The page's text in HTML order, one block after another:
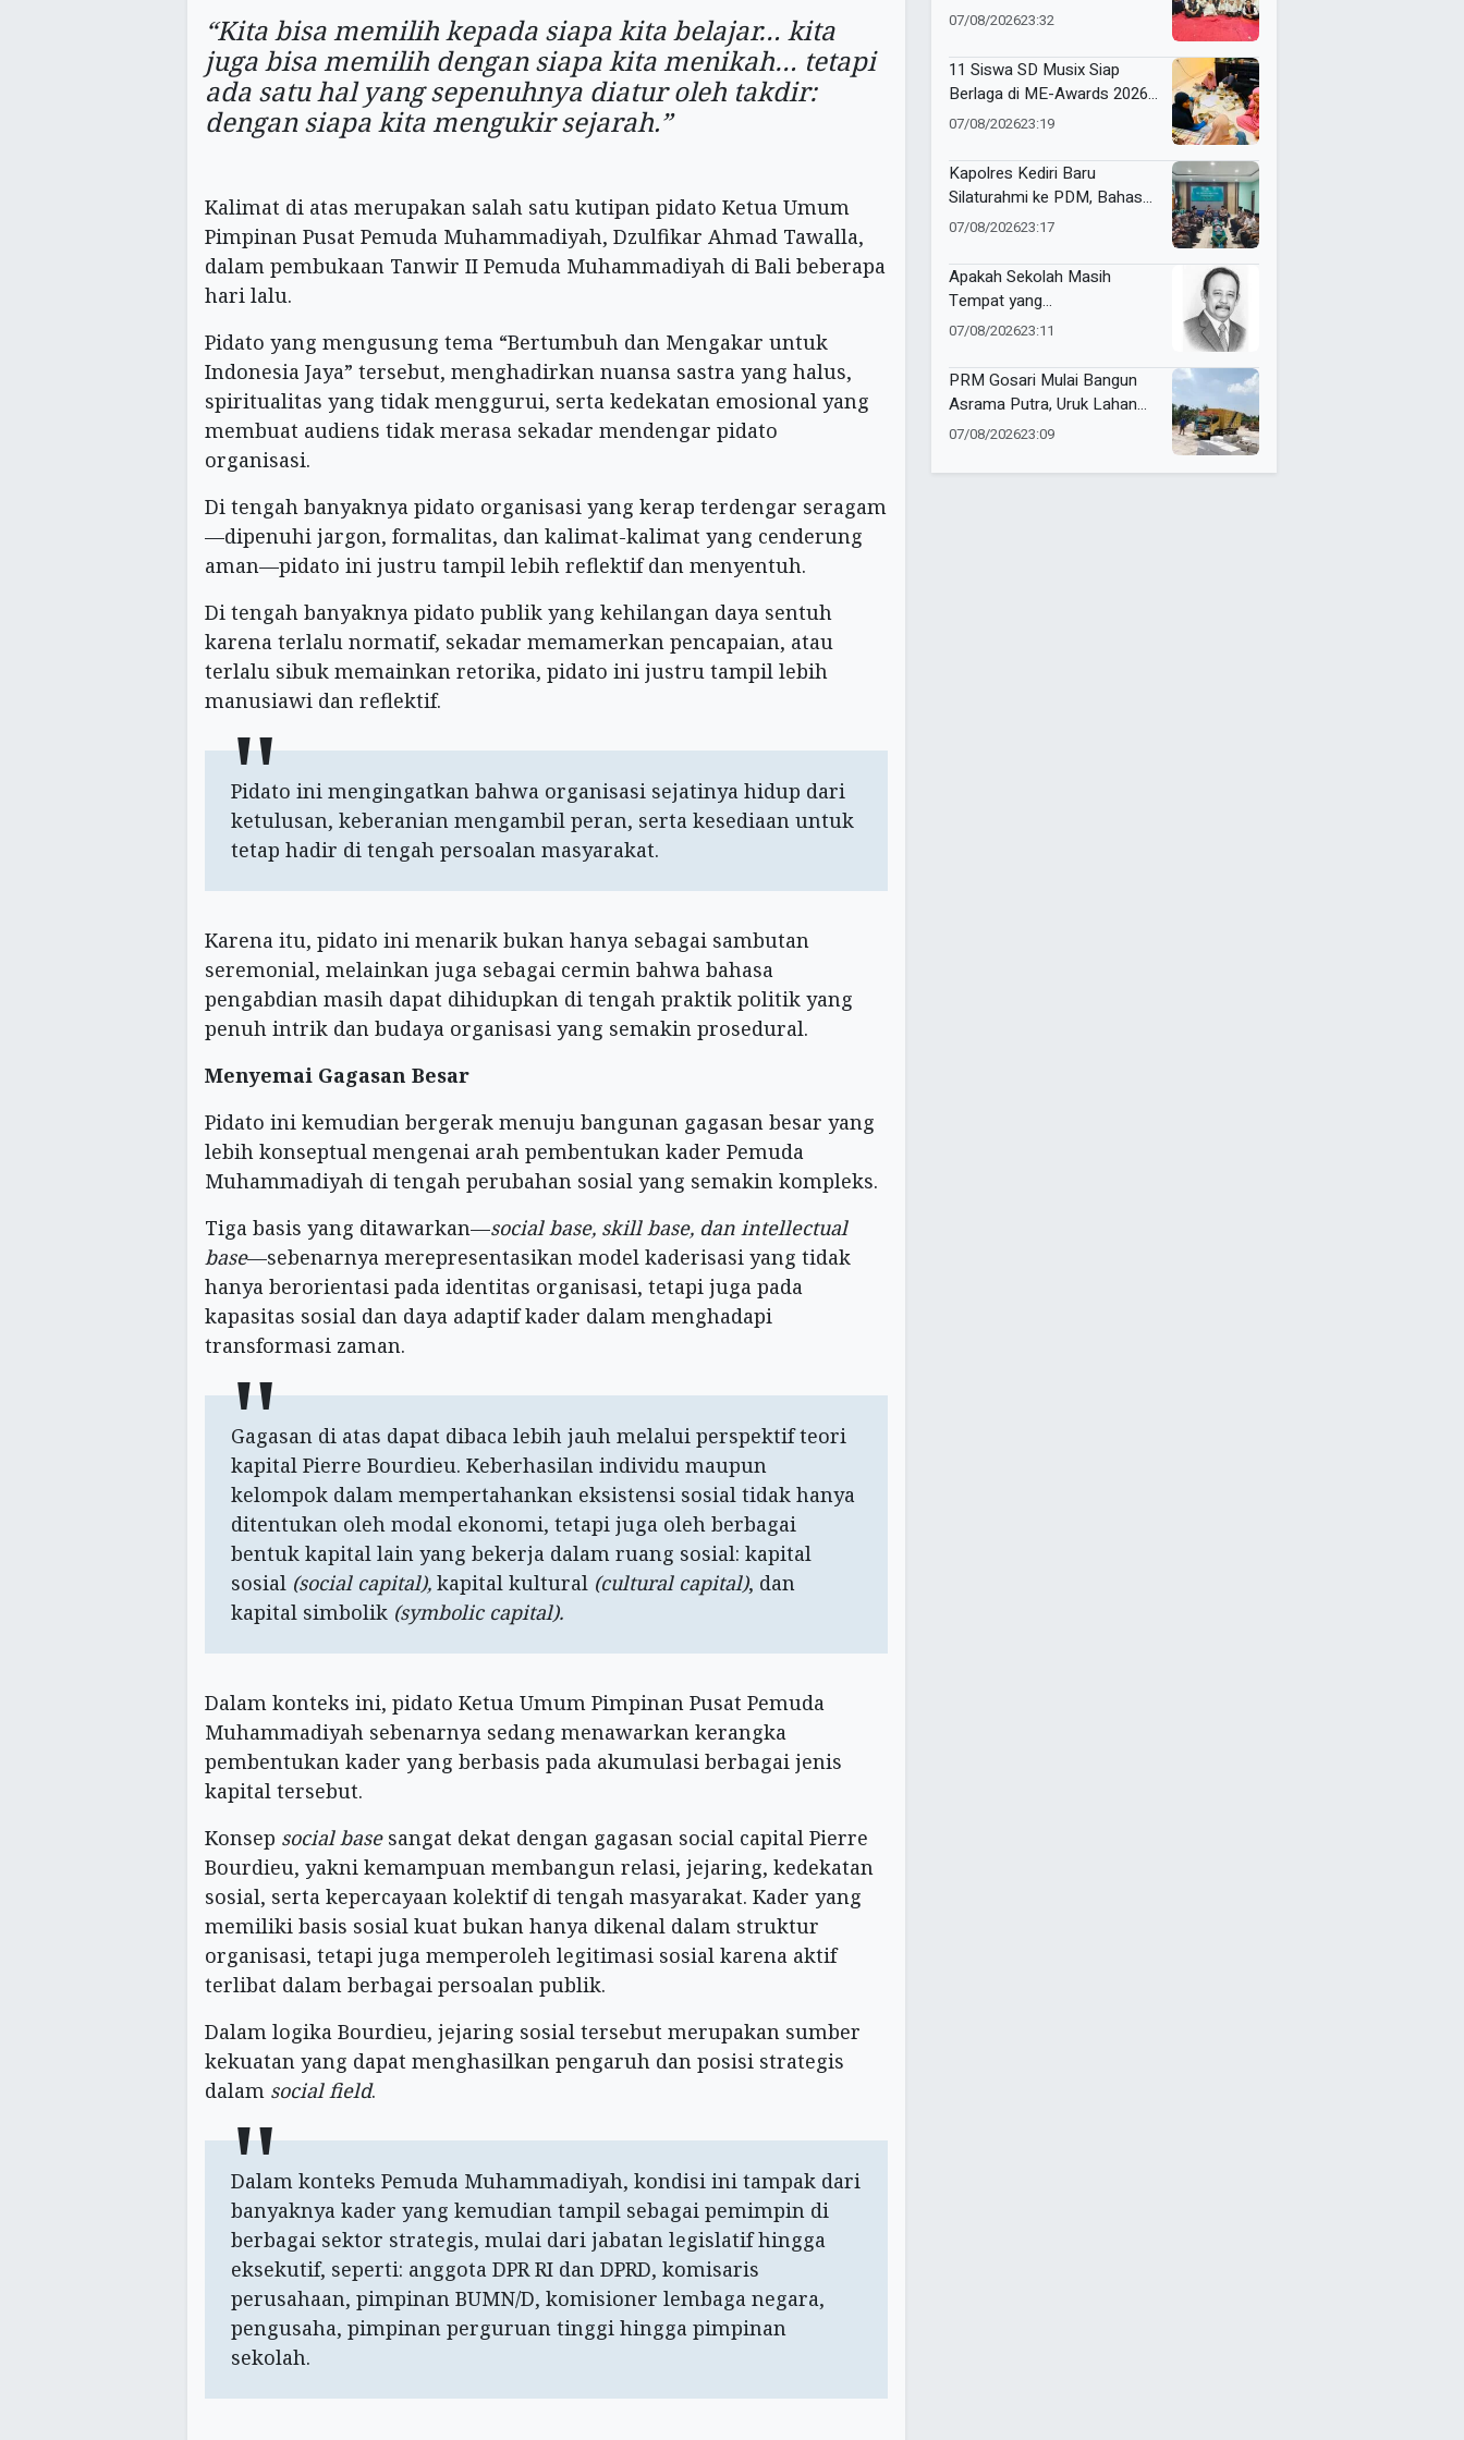
“Kita bisa memilih kepada siapa kita belajar… kita
juga bisa memilih dengan siapa kita menikah… tetapi
ada satu hal yang sepenuhnya diatur oleh takdir:
dengan siapa kita mengukir sejarah.”
Kalimat di atas merupakan salah satu kutipan pidato Ketua Umum
Pimpinan Pusat Pemuda Muhammadiyah, Dzulfikar Ahmad Tawalla,
dalam pembukaan Tanwir II Pemuda Muhammadiyah di Bali beberapa
hari lalu.
Pidato yang mengusung tema “Bertumbuh dan Mengakar untuk
Indonesia Jaya” tersebut, menghadirkan nuansa sastra yang halus,
spiritualitas yang tidak menggurui, serta kedekatan emosional yang
membuat audiens tidak merasa sekadar mendengar pidato
organisasi.
Di tengah banyaknya pidato organisasi yang kerap terdengar seragam
—dipenuhi jargon, formalitas, dan kalimat-kalimat yang cenderung
aman—pidato ini justru tampil lebih reflektif dan menyentuh.
Di tengah banyaknya pidato publik yang kehilangan daya sentuh
karena terlalu normatif, sekadar memamerkan pencapaian, atau
terlalu sibuk memainkan retorika, pidato ini justru tampil lebih
manusiawi dan reflektif.
Pidato ini mengingatkan bahwa organisasi sejatinya hidup dari
ketulusan, keberanian mengambil peran, serta kesediaan untuk
tetap hadir di tengah persoalan masyarakat.
Karena itu, pidato ini menarik bukan hanya sebagai sambutan
seremonial, melainkan juga sebagai cermin bahwa bahasa
pengabdian masih dapat dihidupkan di tengah praktik politik yang
penuh intrik dan budaya organisasi yang semakin prosedural.
Menyemai Gagasan Besar
Pidato ini kemudian bergerak menuju bangunan gagasan besar yang
lebih konseptual mengenai arah pembentukan kader Pemuda
Muhammadiyah di tengah perubahan sosial yang semakin kompleks.
Tiga basis yang ditawarkan—social base, skill base, dan intellectual
base—sebenarnya merepresentasikan model kaderisasi yang tidak
hanya berorientasi pada identitas organisasi, tetapi juga pada
kapasitas sosial dan daya adaptif kader dalam menghadapi
transformasi zaman.
Gagasan di atas dapat dibaca lebih jauh melalui perspektif teori
kapital Pierre Bourdieu. Keberhasilan individu maupun
kelompok dalam mempertahankan eksistensi sosial tidak hanya
ditentukan oleh modal ekonomi, tetapi juga oleh berbagai
bentuk kapital lain yang bekerja dalam ruang sosial: kapital
sosial (social capital), kapital kultural (cultural capital), dan
kapital simbolik (symbolic capital).
Dalam konteks ini, pidato Ketua Umum Pimpinan Pusat Pemuda
Muhammadiyah sebenarnya sedang menawarkan kerangka
pembentukan kader yang berbasis pada akumulasi berbagai jenis
kapital tersebut.
Konsep social basesangat dekat dengan gagasan social capital Pierre
Bourdieu, yakni kemampuan membangun relasi, jejaring, kedekatan
sosial, serta kepercayaan kolektif di tengah masyarakat. Kader yang
memiliki basis sosial kuat bukan hanya dikenal dalam struktur
organisasi, tetapi juga memperoleh legitimasi sosial karena aktif
terlibat dalam berbagai persoalan publik.
Dalam logika Bourdieu, jejaring sosial tersebut merupakan sumber
kekuatan yang dapat menghasilkan pengaruh dan posisi strategis
dalam social field.
Dalam konteks Pemuda Muhammadiyah, kondisi ini tampak dari
banyaknya kader yang kemudian tampil sebagai pemimpin di
berbagai sektor strategis, mulai dari jabatan legislatif hingga
eksekutif, seperti: anggota DPR RI dan DPRD, komisaris
perusahaan, pimpinan BUMN/D, komisioner lembaga negara,
pengusaha, pimpinan perguruan tinggi hingga pimpinan
sekolah.
Compact Bin untuk Sampah
07/08/202623:32
11 Siswa SD Musix Siap
Berlaga di ME-Awards 2026,
Mohon Doa Restu
07/08/202623:19
Kapolres Kediri Baru
Silaturahmi ke PDM, Bahas
Sinergi Jaga Kamtibmas
07/08/202623:17
Apakah Sekolah Masih
Tempat yang
Menyenangkan?
07/08/202623:11
PRM Gosari Mulai Bangun
Asrama Putra, Uruk Lahan
dengan 81 Dump Truck
07/08/202623:09